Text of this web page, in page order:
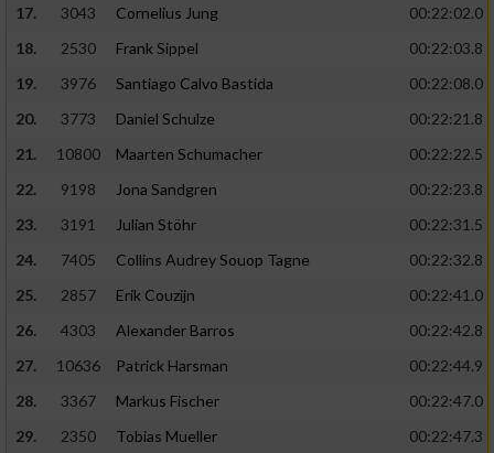
17.
3043 Cornelius Jung
00:22:02.0
18.
2530 Frank Sippel
00:22:03.8
19.
3976 Santiago Calvo Bastida
00:22:08.0
20.
3773 Daniel Schulze
00:22:21.8
21.
10800 Maarten Schumacher
00:22:22.5
22.
9198 Jona Sandgren
00:22:23.8
23.
3191 Julian Stöhr
00:22:31.5
24.
7405 Collins Audrey Souop Tagne
00:22:32.8
25.
2857 Erik Couzijn
00:22:41.0
26.
4303 Alexander Barros
00:22:42.8
27.
10636 Patrick Harsman
00:22:44.9
28.
3367 Markus Fischer
00:22:47.0
29.
2350 Tobias Mueller
00:22:47.3